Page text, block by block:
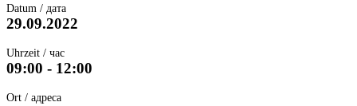
Datum / дата
29.09.2022
Uhrzeit / час
09:00 - 12:00
Ort / адреса